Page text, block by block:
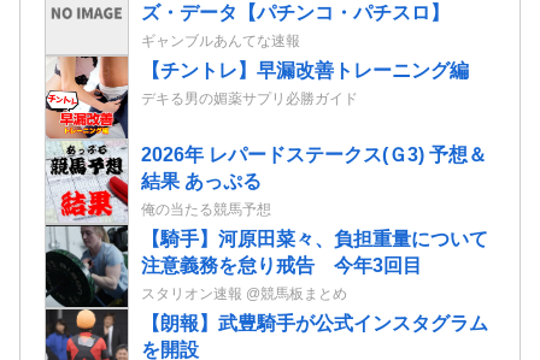
ズ・データ【パチンコ・パチスロ】
ギャンブルあんてな速報
【チントレ】早漏改善トレーニング編
デキる男の媚薬サプリ必勝ガイド
2026年 レパードステークス(Ｇ3) 予想＆
結果 あっぷる
俺の当たる競馬予想
【騎手】河原田菜々、負担重量について
注意義務を怠り戒告 今年3回目
スタリオン速報 @競馬板まとめ
【朗報】武豊騎手が公式インスタグラム
を開設